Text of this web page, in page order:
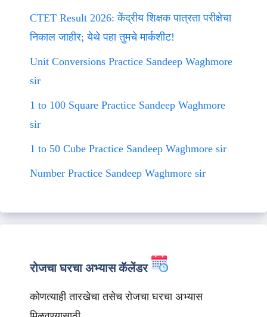
CTET Result 2026: केंद्रीय शिक्षक पात्रता परीक्षेचा
निकाल जाहीर; येथे पहा तुमचे मार्कशीट!
Unit Conversions Practice Sandeep Waghmore
sir
1 to 100 Square Practice Sandeep Waghmore
sir
1 to 50 Cube Practice Sandeep Waghmore sir
Number Practice Sandeep Waghmore sir
रोजचा घरचा अभ्यास कॅलेंडर
कोणत्याही तारखेचा तसेच रोजचा घरचा अभ्यास